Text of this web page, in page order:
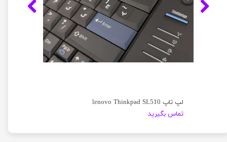
لپ تاپ lenovo Thinkpad SL510
تماس بگیرید